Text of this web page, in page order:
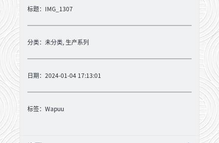
标题：IMG_1307
分类： 未分类, 生产系列
日期：2024-01-04 17:13:01
标签： Wapuu